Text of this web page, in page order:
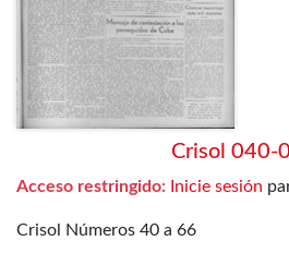
Crisol 040-
Acceso restringido: Inicie sesión
Crisol Números 40 a 66